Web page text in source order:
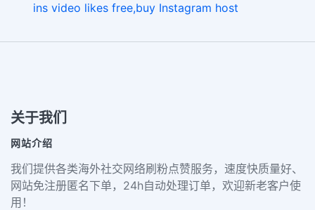
ins video likes free,buy Instagram host
关于我们
网站介绍
我们提供各类海外社交网络刷粉点赞服务，速度快质量好、
网站免注册匿名下单，24h自动处理订单，欢迎新老客户使
用！